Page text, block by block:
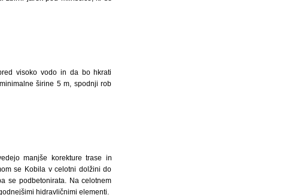
visoko vodo in da bo hkrati
širine 5 m, spodnji rob
manjše korekture trase in
se Kobila v celotni dolžini do
se podbetonirata. Na celotnem
hidravličnimi elementi.